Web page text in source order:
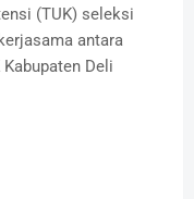
(TUK) seleksi
antara
Deli